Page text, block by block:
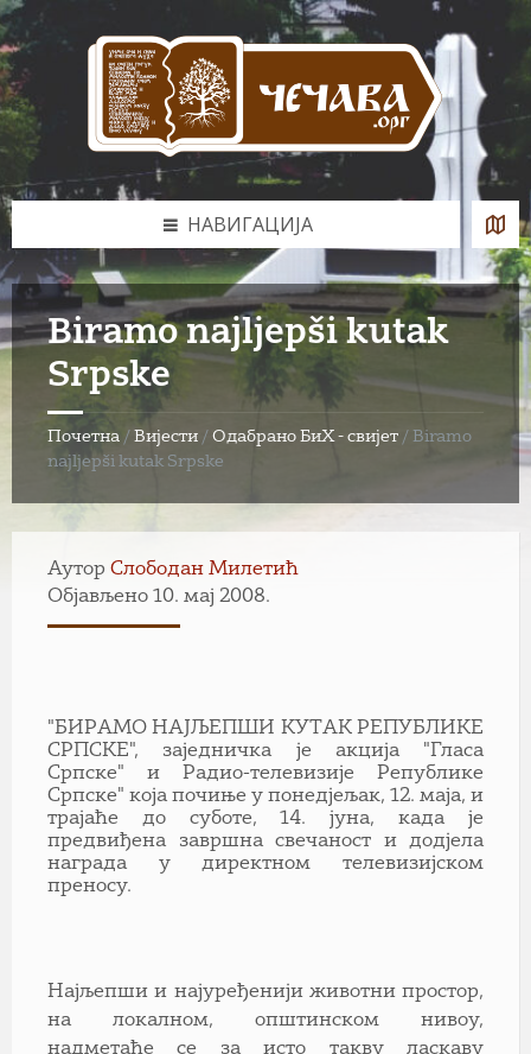
Skip
to
content
Skip
to
left
sidebar
Skip
to
footer
НАВИГАЦИЈА
Biramo najljepši kutak
Srpske
Почетна / Вијести / Одабрано БиХ - свијет / Biramo
najljepši kutak Srpske
Аутор Слободан Милетић
Објављено 10. мај 2008.
"БИРAМО НAЈЉЕПШИ КУТAК РЕПУБЛИКЕ
СРПСКЕ", заједничка је акција "Гласа
Српске" и Радио-телевизије Републике
Српске" која почиње у понедјељак, 12. маја, и
трајаће до суботе, 14. јуна, када је
предвиђена завршна свечаност и додјела
награда у директном телевизијском
преносу.
Најљепши и најуређенији животни простор,
на локалном, општинском нивоу,
надметаће се за исто такву ласкаву